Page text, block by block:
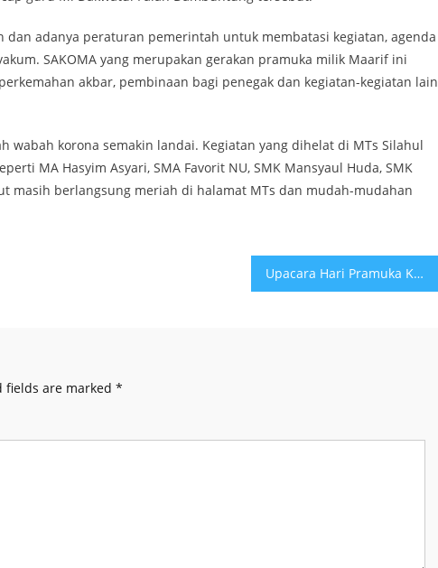
adanya peraturan pemerintah untuk membatasi kegiatan, agenda
SAKOMA yang merupakan gerakan pramuka milik Maarif ini
akbar, pembinaan bagi penegak dan kegiatan-kegiatan lain
korona semakin landai. Kegiatan yang dihelat di MTs Silahul
MA Hasyim Asyari, SMA Favorit NU, SMK Mansyaul Huda, SMK
masih berlangsung meriah di halamat MTs dan mudah-mudahan
Upacara Hari Pramuka Ke 61
fields are marked *